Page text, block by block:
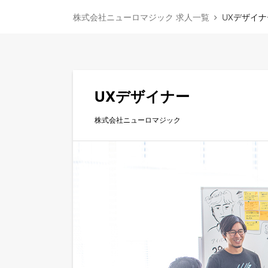
株式会社ニューロマジック 求人一覧 UXデザイ
UXデザイナー
株式会社ニューロマジック